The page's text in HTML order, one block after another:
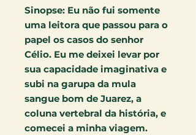
Sinopse: Eu não fui somente
uma leitora que passou para o
papel os casos do senhor
Célio. Eu me deixei levar por
sua capacidade imaginativa e
subi na garupa da mula
sangue bom de Juarez, a
coluna vertebral da história, e
comecei a minha viagem.